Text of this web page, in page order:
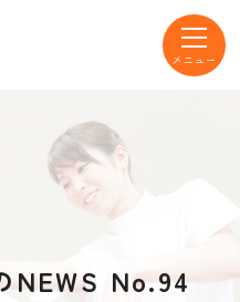
toggle
No.94